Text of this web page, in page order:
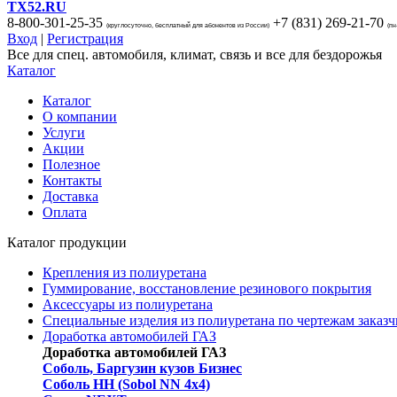
TX52.RU
8-800-301-25-35 (круглосуточно, бесплатный для абонентов из России) +7 (831) 269-21-70
Вход | Регистрация
Все для спец. автомобиля, климат, связь и все для бездорожья
Каталог
Каталог
О компании
Услуги
Акции
Полезное
Контакты
Доставка
Оплата
Каталог продукции
Крепления из полиуретана
Гуммирование, восстановление резинового покрытия
Аксессуары из полиуретана
Специальные изделия из полиуретана по чертежам
Доработка автомобилей ГАЗ
Доработка автомобилей ГАЗ
Соболь, Баргузин кузов Бизнес
Соболь НН (Sobol NN 4x4)